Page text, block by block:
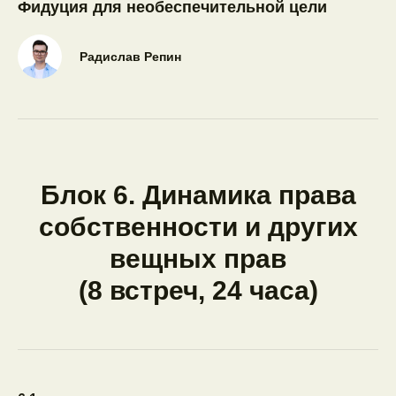
Фидуция для необеспечительной цели
Радислав Репин
Блок 6. Динамика права
собственности и других
вещных прав
(8 встреч, 24 часа)
Тарифы